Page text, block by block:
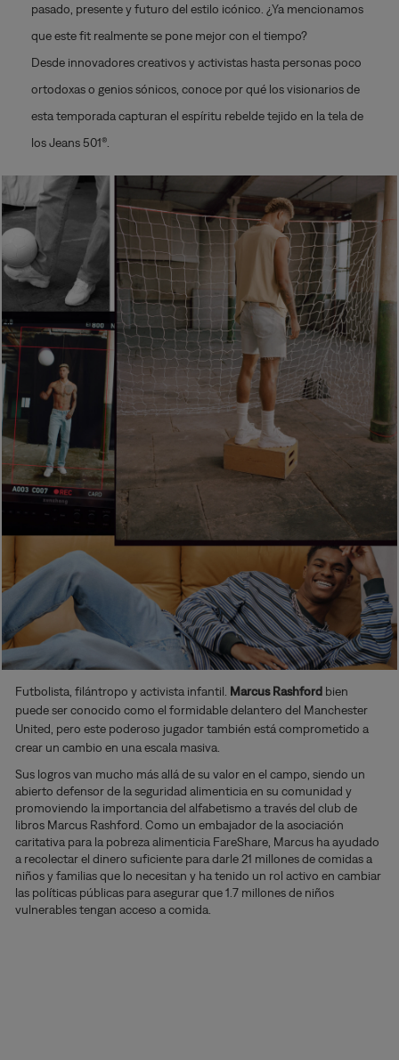
pasado, presente y futuro del estilo icónico. ¿Ya mencionamos
que este fit realmente se pone mejor con el tiempo?
Desde innovadores creativos y activistas hasta personas poco
ortodoxas o genios sónicos, conoce por qué los visionarios de
esta temporada capturan el espíritu rebelde tejido en la tela de
los Jeans 501®.
Futbolista, filántropo y activista infantil. Marcus Rashford bien
puede ser conocido como el formidable delantero del Manchester
United, pero este poderoso jugador también está comprometido a
crear un cambio en una escala masiva.
Sus logros van mucho más allá de su valor en el campo, siendo un
abierto defensor de la seguridad alimenticia en su comunidad y
promoviendo la importancia del alfabetismo a través del club de
libros Marcus Rashford. Como un embajador de la asociación
caritativa para la pobreza alimenticia FareShare, Marcus ha ayudado
a recolectar el dinero suficiente para darle 21 millones de comidas a
niños y familias que lo necesitan y ha tenido un rol activo en cambiar
las políticas públicas para asegurar que 1.7 millones de niños
vulnerables tengan acceso a comida.